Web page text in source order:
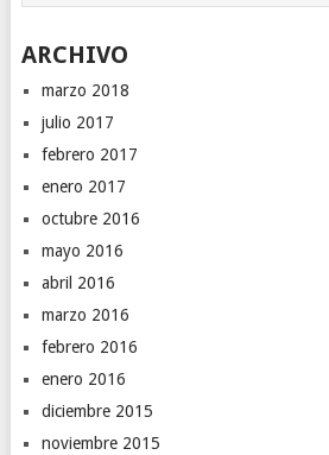
ARCHIVO
marzo 2018
julio 2017
febrero 2017
enero 2017
octubre 2016
mayo 2016
abril 2016
marzo 2016
febrero 2016
enero 2016
diciembre 2015
noviembre 2015